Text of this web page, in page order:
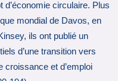
d’économie circulaire. Plus
mondial de Davos, en
ils ont publié un
d’une transition vers
croissance et d’emploi